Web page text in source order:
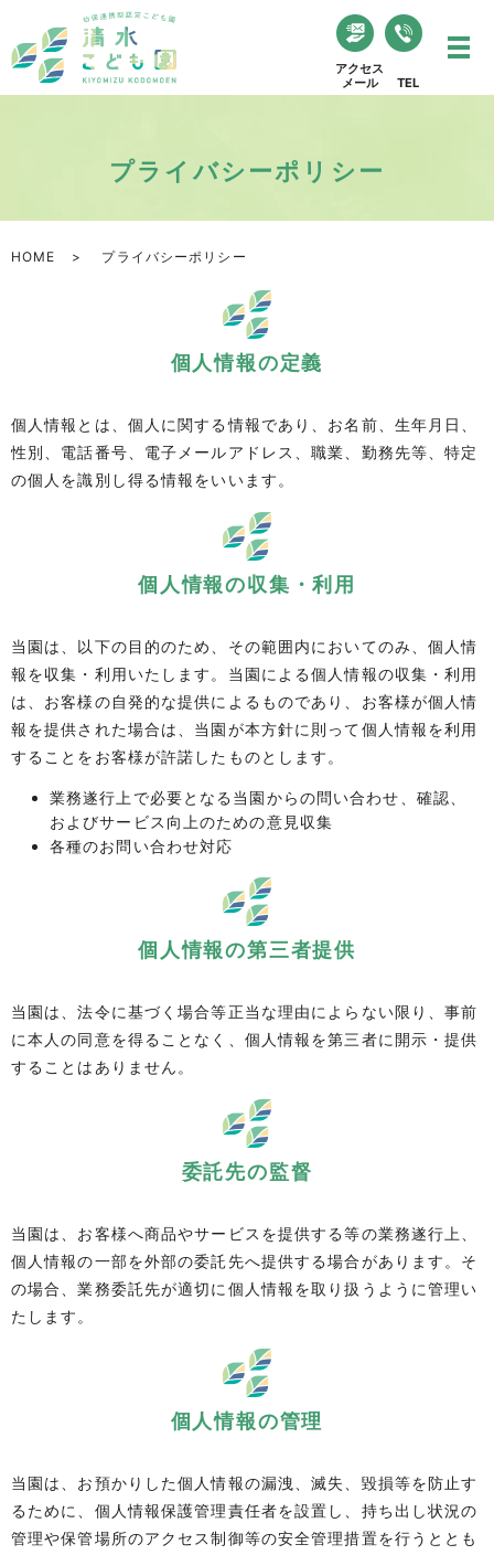
アクセス
メール
TEL
プライバシーポリシー
HOME プライバシーポリシー
個人情報の定義
個人情報とは、個人に関する情報であり、お名前、生年月日、
性別、電話番号、電子メールアドレス、職業、勤務先等、特定
の個人を識別し得る情報をいいます。
個人情報の収集・利用
当園は、以下の目的のため、その範囲内においてのみ、個人情
報を収集・利用いたします。当園による個人情報の収集・利用
は、お客様の自発的な提供によるものであり、お客様が個人情
報を提供された場合は、当園が本方針に則って個人情報を利用
することをお客様が許諾したものとします。
業務遂行上で必要となる当園からの問い合わせ、確認、
およびサービス向上のための意見収集
各種のお問い合わせ対応
個人情報の第三者提供
当園は、法令に基づく場合等正当な理由によらない限り、事前
に本人の同意を得ることなく、個人情報を第三者に開示・提供
することはありません。
委託先の監督
当園は、お客様へ商品やサービスを提供する等の業務遂行上、
個人情報の一部を外部の委託先へ提供する場合があります。そ
の場合、業務委託先が適切に個人情報を取り扱うように管理い
たします。
個人情報の管理
当園は、お預かりした個人情報の漏洩、滅失、毀損等を防止す
るために、個人情報保護管理責任者を設置し、持ち出し状況の
管理や保管場所のアクセス制御等の安全管理措置を行うととも